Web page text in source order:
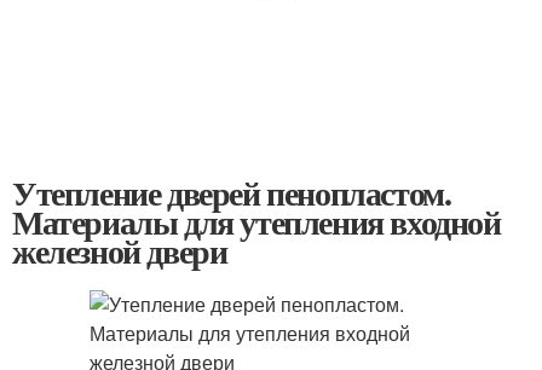
Утепление дверей пенопластом.
Материалы для утепления входной
железной двери